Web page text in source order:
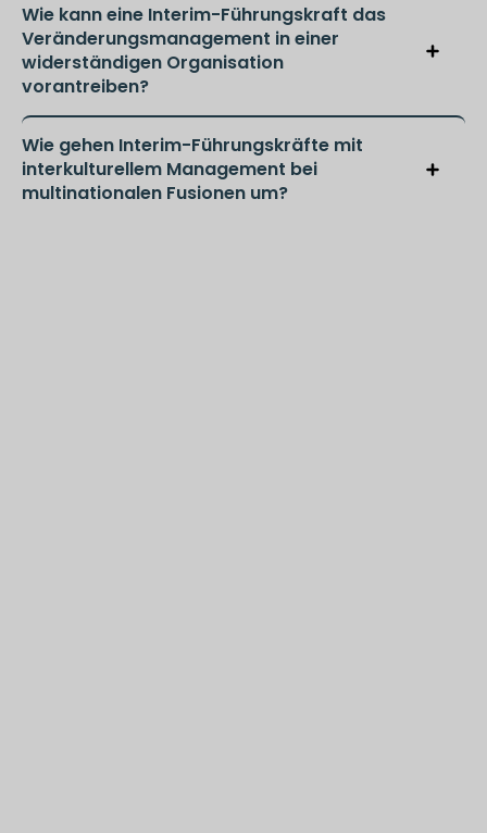
Wie kann eine Interim-Führungskraft das
Veränderungsmanagement in einer
widerständigen Organisation
vorantreiben?
Wie gehen Interim-Führungskräfte mit
interkulturellem Management bei
multinationalen Fusionen um?